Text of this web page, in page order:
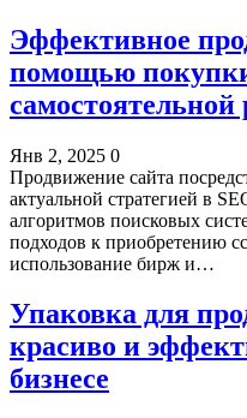
Эффективное
помощью
Янв 2, 2025 0
Продвижение сайта
актуальной стратегией в
алгоритмов поисковых
подходов к приобретению
использование бирж и…
Упаковка для
красиво и
бизнесе